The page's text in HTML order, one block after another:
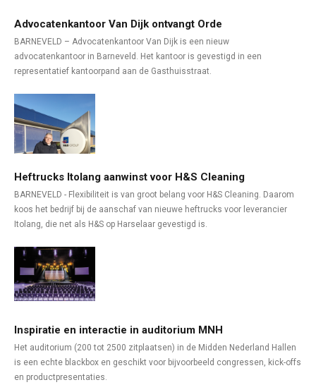
Advocatenkantoor Van Dijk ontvangt Orde
BARNEVELD – Advocatenkantoor Van Dijk is een nieuw
advocatenkantoor in Barneveld. Het kantoor is gevestigd in een
representatief kantoorpand aan de Gasthuisstraat.
Heftrucks Itolang aanwinst voor H&S Cleaning
BARNEVELD - Flexibiliteit is van groot belang voor H&S Cleaning. Daarom
koos het bedrijf bij de aanschaf van nieuwe heftrucks voor leverancier
Itolang, die net als H&S op Harselaar gevestigd is.
Inspiratie en interactie in auditorium MNH
Het auditorium (200 tot 2500 zitplaatsen) in de Midden Nederland Hallen
is een echte blackbox en geschikt voor bijvoorbeeld congressen, kick-offs
en productpresentaties.